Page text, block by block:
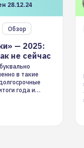
28.12.24
Обзор
— 2025:
не сейчас
в такие
года и